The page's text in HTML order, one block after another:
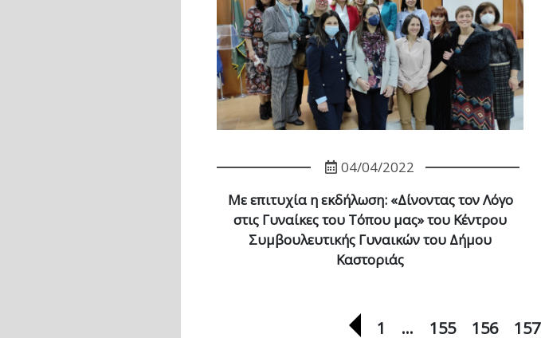
04/04/2022
Με επιτυχία η εκδήλωση: «Δίνοντας τον Λόγο
στις Γυναίκες του Τόπου μας» του Κέντρου
Συμβουλευτικής Γυναικών του Δήμου
Καστοριάς
Προηγούμενη σελίδα
1 … 155 156 157